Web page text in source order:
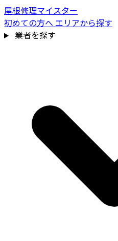
屋根修理マイスター
初めての方へ エリアから探す
業者を探す
費用相場を